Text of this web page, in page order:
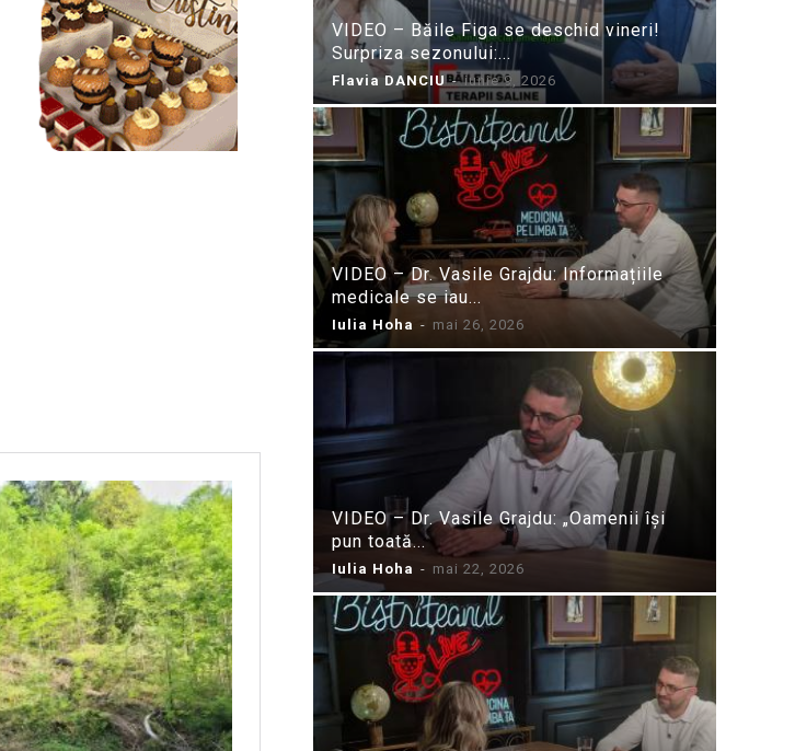
VIDEO – Băile Figa se deschid vineri!
Surpriza sezonului:...
Flavia DANCIU - iunie 9, 2026
VIDEO – Dr. Vasile Grajdu: Informațiile
medicale se iau...
Iulia Hoha - mai 26, 2026
VIDEO – Dr. Vasile Grajdu: „Oamenii își
pun toată...
Iulia Hoha - mai 22, 2026